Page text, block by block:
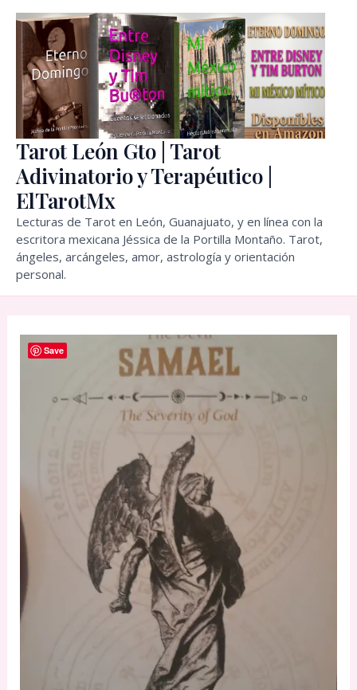
contenido
Tarot León Gto | Tarot
Adivinatorio y Terapéutico |
ElTarotMx
Lecturas de Tarot en León, Guanajuato, y en línea con la
escritora mexicana Jéssica de la Portilla Montaño. Tarot,
ángeles, arcángeles, amor, astrología y orientación
personal.
Save